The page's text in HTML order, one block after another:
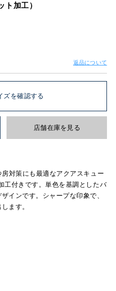
ト加工）
返品について
ズを確認する
店舗在庫を見る
対策にも最適なアクアスキュー
工付きです。単色を基調としたバ
インです。シャープな印象で、
ます。